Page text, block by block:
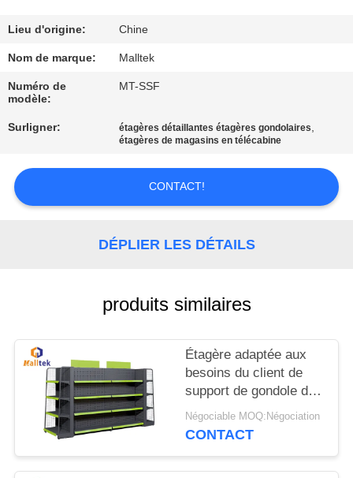
D'USINE
CONTRÔLE
DE
QUALITÉ
CONTACTEZ-
NOUS
DEMANDEZ
UNE
CITATION
PLAN
SITE
Lieu d'origine: Chine
Nom de marque: Malltek
Numéro de
modèle:
MT-SSF
Surligner: étagères détaillantes étagères gondolaires,
étagères de magasins en télécabine
CONTACT!
DÉPLIER LES DÉTAILS
produits similaires
Étagère adaptée aux
besoins du client de
support de gondole de
système de rayonnage
de gondole de
Négociable MOQ:Négociation
CONTACT